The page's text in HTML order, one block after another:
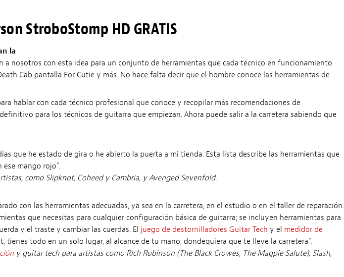
StroboStomp HD GRATIS
la
nosotros con esta idea para un conjunto de herramientas que cada técnico en funcionamiento
Cab pantalla For Cutie y más. No hace falta decir que el hombre conoce las herramientas de
hablar con cada técnico profesional que conoce y recopilar más recomendaciones de
para los técnicos de guitarra que empiezan. Ahora puede salir a la carretera sabiendo que
que he estado de gira o he abierto la puerta a mi tienda. Esta lista describe las herramientas que
mango rojo”.
como Slipknot, Coheed y Cambria, y Avenged Sevenfold.
con las herramientas adecuadas, ya sea en la carretera, en el estudio o en el taller de reparación.
que necesitas para cualquier configuración básica de guitarra; se incluyen herramientas para
y el traste y cambiar las cuerdas. El juego de destornilladores Guitar Tech y el medidor de
tienes todo en un solo lugar, al alcance de tu mano, dondequiera que te lleve la carretera”.
y guitar tech para artistas como Rich Robinson (The Black Crowes, The Magpie Salute), Slash,